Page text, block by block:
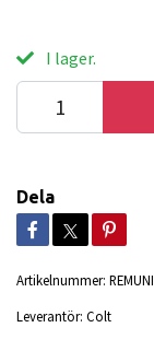
I lager.
Dela
Artikelnummer: REMUNI
Leverantör: Colt